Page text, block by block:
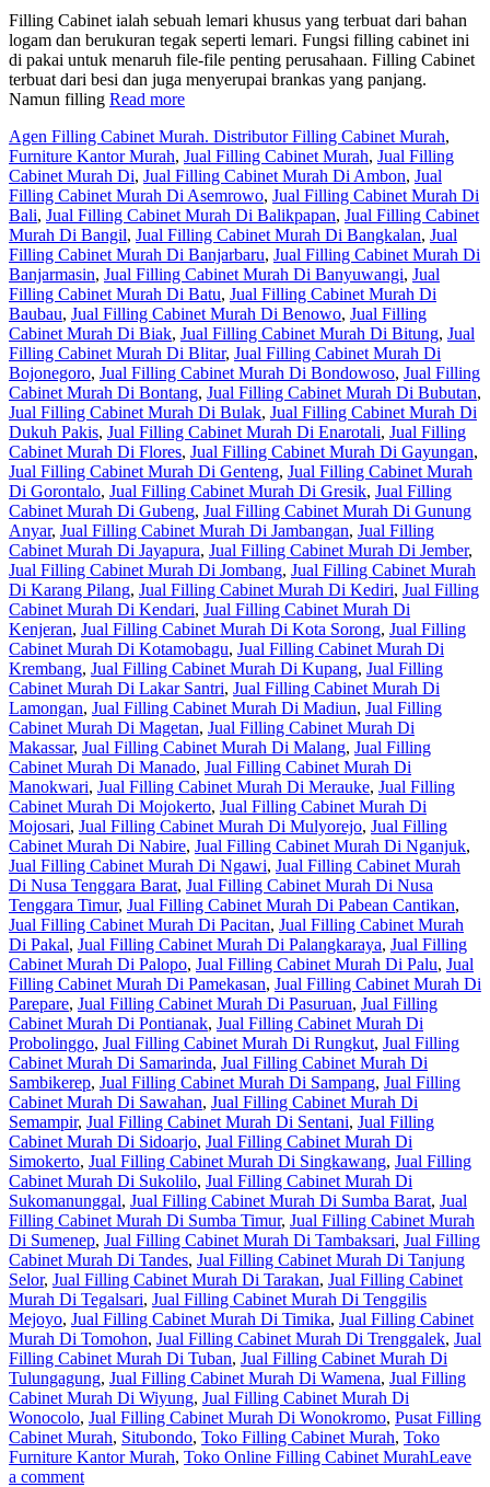
Filling Cabinet ialah sebuah lemari khusus yang terbuat dari bahan
logam dan berukuran tegak seperti lemari. Fungsi filling cabinet ini
di pakai untuk menaruh file-file penting perusahaan. Filling Cabinet
terbuat dari besi dan juga menyerupai brankas yang panjang.
Namun filling Read more
Agen Filling Cabinet Murah. Distributor Filling Cabinet Murah,
Furniture Kantor Murah, Jual Filling Cabinet Murah, Jual Filling
Cabinet Murah Di, Jual Filling Cabinet Murah Di Ambon, Jual
Filling Cabinet Murah Di Asemrowo, Jual Filling Cabinet Murah Di
Bali, Jual Filling Cabinet Murah Di Balikpapan, Jual Filling Cabinet
Murah Di Bangil, Jual Filling Cabinet Murah Di Bangkalan, Jual
Filling Cabinet Murah Di Banjarbaru, Jual Filling Cabinet Murah Di
Banjarmasin, Jual Filling Cabinet Murah Di Banyuwangi, Jual
Filling Cabinet Murah Di Batu, Jual Filling Cabinet Murah Di
Baubau, Jual Filling Cabinet Murah Di Benowo, Jual Filling
Cabinet Murah Di Biak, Jual Filling Cabinet Murah Di Bitung, Jual
Filling Cabinet Murah Di Blitar, Jual Filling Cabinet Murah Di
Bojonegoro, Jual Filling Cabinet Murah Di Bondowoso, Jual Filling
Cabinet Murah Di Bontang, Jual Filling Cabinet Murah Di Bubutan,
Jual Filling Cabinet Murah Di Bulak, Jual Filling Cabinet Murah Di
Dukuh Pakis, Jual Filling Cabinet Murah Di Enarotali, Jual Filling
Cabinet Murah Di Flores, Jual Filling Cabinet Murah Di Gayungan,
Jual Filling Cabinet Murah Di Genteng, Jual Filling Cabinet Murah
Di Gorontalo, Jual Filling Cabinet Murah Di Gresik, Jual Filling
Cabinet Murah Di Gubeng, Jual Filling Cabinet Murah Di Gunung
Anyar, Jual Filling Cabinet Murah Di Jambangan, Jual Filling
Cabinet Murah Di Jayapura, Jual Filling Cabinet Murah Di Jember,
Jual Filling Cabinet Murah Di Jombang, Jual Filling Cabinet Murah
Di Karang Pilang, Jual Filling Cabinet Murah Di Kediri, Jual Filling
Cabinet Murah Di Kendari, Jual Filling Cabinet Murah Di
Kenjeran, Jual Filling Cabinet Murah Di Kota Sorong, Jual Filling
Cabinet Murah Di Kotamobagu, Jual Filling Cabinet Murah Di
Krembang, Jual Filling Cabinet Murah Di Kupang, Jual Filling
Cabinet Murah Di Lakar Santri, Jual Filling Cabinet Murah Di
Lamongan, Jual Filling Cabinet Murah Di Madiun, Jual Filling
Cabinet Murah Di Magetan, Jual Filling Cabinet Murah Di
Makassar, Jual Filling Cabinet Murah Di Malang, Jual Filling
Cabinet Murah Di Manado, Jual Filling Cabinet Murah Di
Manokwari, Jual Filling Cabinet Murah Di Merauke, Jual Filling
Cabinet Murah Di Mojokerto, Jual Filling Cabinet Murah Di
Mojosari, Jual Filling Cabinet Murah Di Mulyorejo, Jual Filling
Cabinet Murah Di Nabire, Jual Filling Cabinet Murah Di Nganjuk,
Jual Filling Cabinet Murah Di Ngawi, Jual Filling Cabinet Murah
Di Nusa Tenggara Barat, Jual Filling Cabinet Murah Di Nusa
Tenggara Timur, Jual Filling Cabinet Murah Di Pabean Cantikan,
Jual Filling Cabinet Murah Di Pacitan, Jual Filling Cabinet Murah
Di Pakal, Jual Filling Cabinet Murah Di Palangkaraya, Jual Filling
Cabinet Murah Di Palopo, Jual Filling Cabinet Murah Di Palu, Jual
Filling Cabinet Murah Di Pamekasan, Jual Filling Cabinet Murah Di
Parepare, Jual Filling Cabinet Murah Di Pasuruan, Jual Filling
Cabinet Murah Di Pontianak, Jual Filling Cabinet Murah Di
Probolinggo, Jual Filling Cabinet Murah Di Rungkut, Jual Filling
Cabinet Murah Di Samarinda, Jual Filling Cabinet Murah Di
Sambikerep, Jual Filling Cabinet Murah Di Sampang, Jual Filling
Cabinet Murah Di Sawahan, Jual Filling Cabinet Murah Di
Semampir, Jual Filling Cabinet Murah Di Sentani, Jual Filling
Cabinet Murah Di Sidoarjo, Jual Filling Cabinet Murah Di
Simokerto, Jual Filling Cabinet Murah Di Singkawang, Jual Filling
Cabinet Murah Di Sukolilo, Jual Filling Cabinet Murah Di
Sukomanunggal, Jual Filling Cabinet Murah Di Sumba Barat, Jual
Filling Cabinet Murah Di Sumba Timur, Jual Filling Cabinet Murah
Di Sumenep, Jual Filling Cabinet Murah Di Tambaksari, Jual Filling
Cabinet Murah Di Tandes, Jual Filling Cabinet Murah Di Tanjung
Selor, Jual Filling Cabinet Murah Di Tarakan, Jual Filling Cabinet
Murah Di Tegalsari, Jual Filling Cabinet Murah Di Tenggilis
Mejoyo, Jual Filling Cabinet Murah Di Timika, Jual Filling Cabinet
Murah Di Tomohon, Jual Filling Cabinet Murah Di Trenggalek, Jual
Filling Cabinet Murah Di Tuban, Jual Filling Cabinet Murah Di
Tulungagung, Jual Filling Cabinet Murah Di Wamena, Jual Filling
Cabinet Murah Di Wiyung, Jual Filling Cabinet Murah Di
Wonocolo, Jual Filling Cabinet Murah Di Wonokromo, Pusat Filling
Cabinet Murah, Situbondo, Toko Filling Cabinet Murah, Toko
Furniture Kantor Murah, Toko Online Filling Cabinet MurahLeave
a comment